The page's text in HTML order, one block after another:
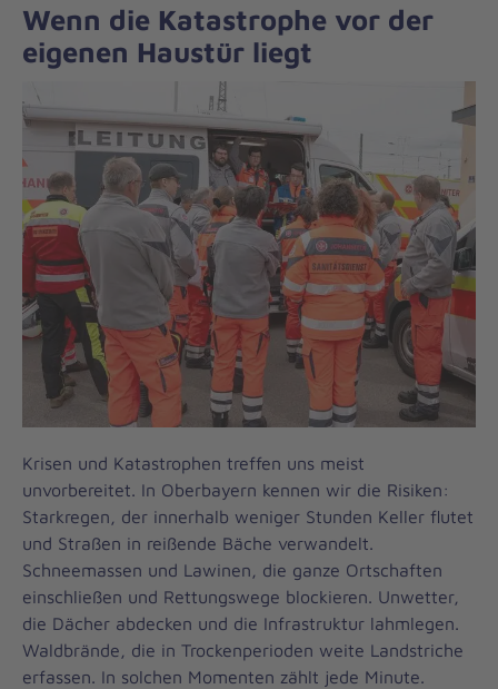
Wenn die Katastrophe vor der
eigenen Haustür liegt
Krisen und Katastrophen treffen uns meist
unvorbereitet. In Oberbayern kennen wir die Risiken:
Starkregen, der innerhalb weniger Stunden Keller flutet
und Straßen in reißende Bäche verwandelt.
Schneemassen und Lawinen, die ganze Ortschaften
einschließen und Rettungswege blockieren. Unwetter,
die Dächer abdecken und die Infrastruktur lahmlegen.
Waldbrände, die in Trockenperioden weite Landstriche
erfassen. In solchen Momenten zählt jede Minute.